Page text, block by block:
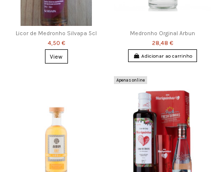
Licor de Medronho Silvapa 5cl
4,50 €
View
Medronho Orginal Arbun
28,48 €
Adicionar ao carrinho
Apenas online